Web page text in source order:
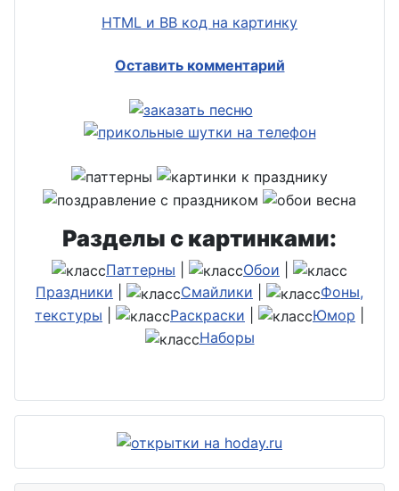
HTML и BB код на картинку
Оставить комментарий
Разделы с картинками:
Паттерны Обои
Праздники
Смайлики
Фоны,
текстуры
Раскраски Юмор
Наборы